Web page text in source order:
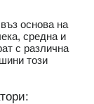
основа на
средна и
с различна
този